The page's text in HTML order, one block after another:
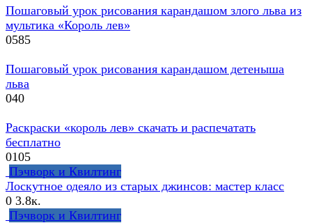
Пошаговый урок рисования карандашом злого льва из
мультика «Король лев»
0585
Пошаговый урок рисования карандашом детеныша
льва
040
Раскраски «король лев» скачать и распечатать
бесплатно
0105
Пэчворк и Квилтинг
Лоскутное одеяло из старых джинсов: мастер класс
0 3.8к.
Пэчворк и Квилтинг